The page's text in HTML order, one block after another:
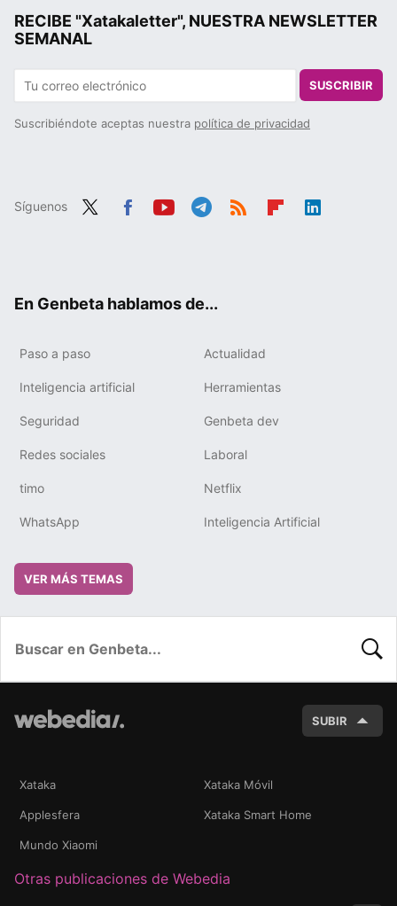
RECIBE "Xatakaletter", NUESTRA NEWSLETTER
SEMANAL
SUSCRIBIR
Suscribiéndote aceptas nuestra política de privacidad
Síguenos
En Genbeta hablamos de...
Paso a paso Actualidad
Inteligencia artificial Herramientas
Seguridad Genbeta dev
Redes sociales Laboral
timo Netflix
WhatsApp Inteligencia Artificial
VER MÁS TEMAS
SUBIR
Xataka Xataka Móvil
Applesfera Xataka Smart Home
Mundo Xiaomi
Otras publicaciones de Webedia